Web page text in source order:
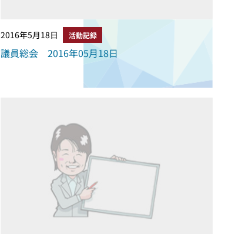
2016年5月18日 活動記録
議員総会 2016年05月18日